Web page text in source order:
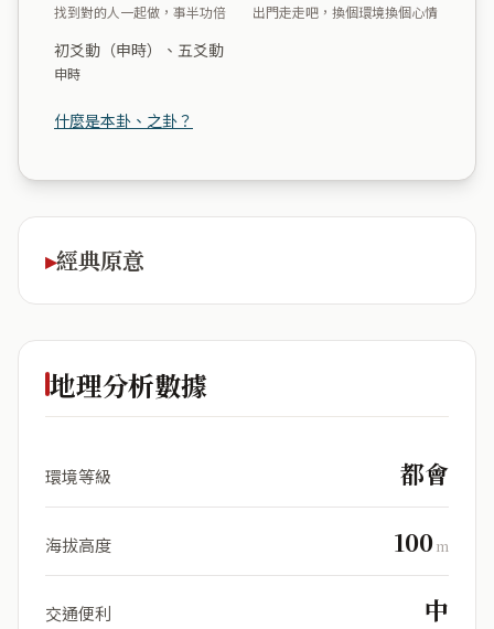
找到對的人一起做，事半功倍 出門走走吧，換個環境換個心情
初爻動（申時）、五爻動
申時
什麼是本卦、之卦？
經典原意
地理分析數據
環境等級 都會
海拔高度 100m
交通便利 中